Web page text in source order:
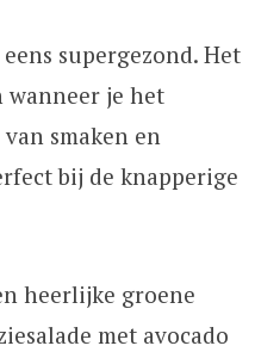
supergezond. Het
wanneer je het
smaken en
bij de knapperige
heerlijke groene
met avocado